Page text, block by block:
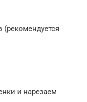
(рекомендуется
и нарезаем